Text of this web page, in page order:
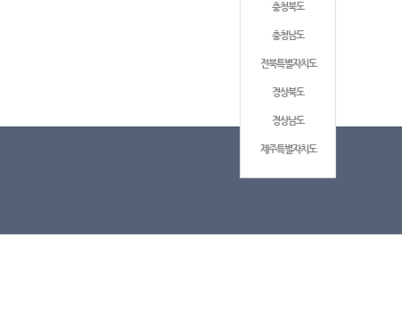
충청북도
충청남도
전북특별자치도
경상북도
경상남도
제주특별자치도